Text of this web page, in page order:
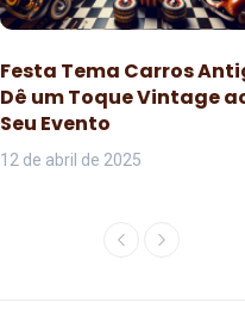
Festa Tema Carros
Dê um Toque Vintage
Seu Evento
12 de abril de 2025